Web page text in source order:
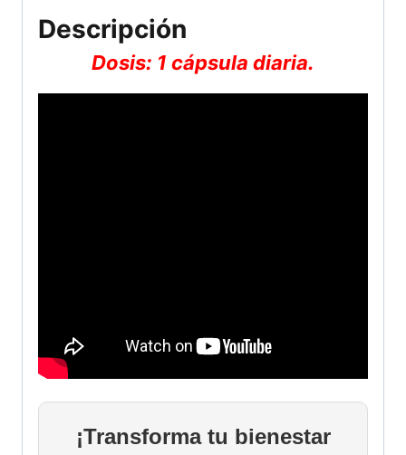
Descripción
Dosis: 1 cápsula diaria.
¡Transforma tu bienestar